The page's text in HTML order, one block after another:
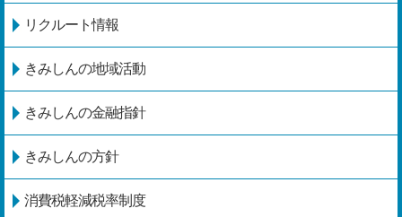
リクルート情報
きみしんの地域活動
きみしんの金融指針
きみしんの方針
消費税軽減税率制度